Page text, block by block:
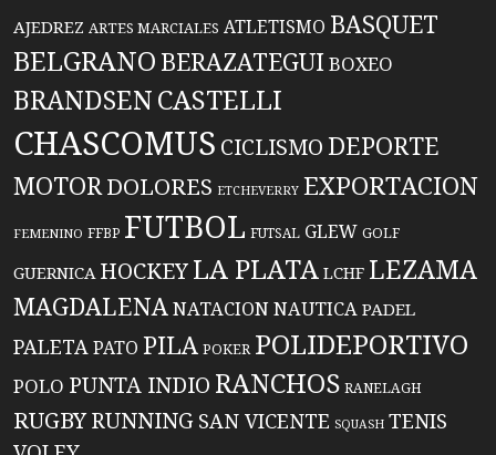
AJEDREZ ARTES MARCIALES ATLETISMO BASQUET
BELGRANO BERAZATEGUIBOXEO
BRANDSENCASTELLI
CHASCOMUS CICLISMO DEPORTE
MOTORDOLORES ETCHEVERRY EXPORTACION
FEMENINO FFBP FUTBOL FUTSAL GLEW GOLF
GUERNICA HOCKEYLA PLATA LCHF LEZAMA
MAGDALENANATACIONNAUTICA PADEL
PALETAPATO PILA POKER POLIDEPORTIVO
POLO PUNTA INDIO RANCHOS RANELAGH
RUGBYRUNNING SAN VICENTE SQUASH TENIS